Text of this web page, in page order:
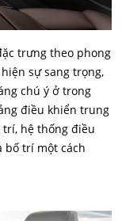
trưng theo phong
sự sang trọng,
chú ý ở trong
điều khiển trung
hệ thống điều
bố trí một cách